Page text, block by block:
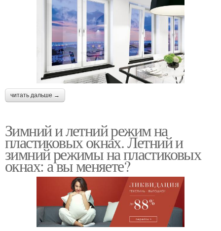
читать дальше →
Зимний и летний режим на
пластиковых окнах. Летний и
зимний режимы на пластиковых
окнах: а вы меняете?